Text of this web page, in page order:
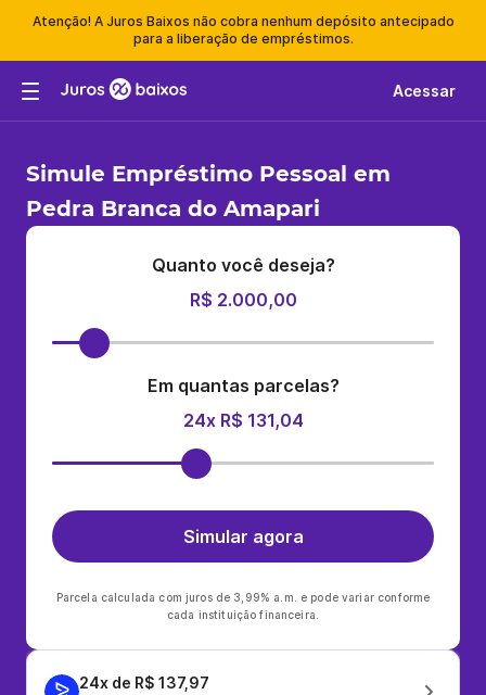
Atenção! A Juros Baixos não cobra nenhum depósito antecipado
para a liberação de empréstimos.
Acessar
Simule Empréstimo Pessoal em
Pedra Branca do Amapari
Quanto você deseja?
R$ 2.000,00
Em quantas parcelas?
24x R$ 131,04
Simular agora
Parcela calculada com juros de 3,99% a.m. e pode variar conforme
cada instituição financeira.
24x de R$ 137,97